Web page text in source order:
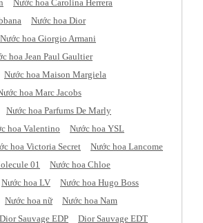
Nước hoa Carolina Herrera
Nước hoa Dior
Nước hoa Giorgio Armani
hoa Jean Paul Gaultier
Nước hoa Maison Margiela
hoa Marc Jacobs
Nước hoa Parfums De Marly
hoa Valentino
Nước hoa YSL
hoa Victoria Secret
Nước hoa Lancome
01
Nước hoa Chloe
Nước hoa LV
Nước hoa Hugo Boss
Nước hoa nữ
Nước hoa Nam
Dior Sauvage EDP
Dior Sauvage EDT